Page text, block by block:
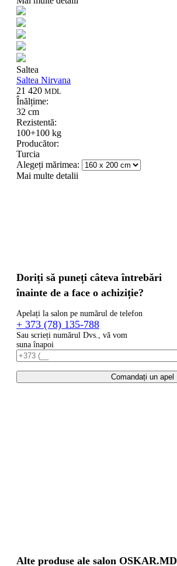
Saltea
Saltea Nirvana
21 420 MDL
Înălțime:
32 cm
Rezistentă:
100+100 kg
Producător:
Turcia
Alegeți mărimea:
Mai multe detalii
Doriți să puneți câteva întrebări
înainte de a face o achiziție?
Apelați la salon pe numărul de telefon
+ 373 (78) 135-788
Sau scrieți numărul Dvs., vă vom
suna înapoi
Comandați un apel
Alte produse ale salon OSKAR.MD